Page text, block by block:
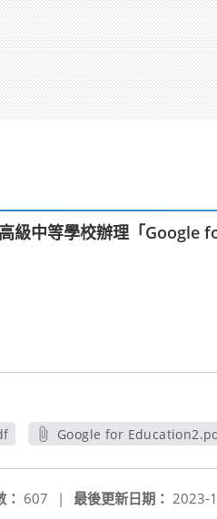
級中等學校辦理「Google
Google for
最後更新日期： 2023-
607 |